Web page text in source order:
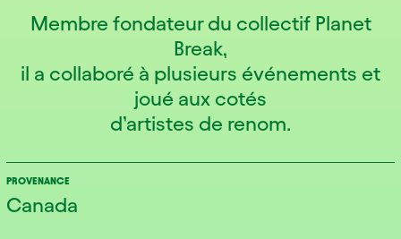
Membre fondateur du collectif Planet
Break,
il a collaboré à plusieurs événements et
joué aux cotés
d’artistes de renom.
PROVENANCE
Canada